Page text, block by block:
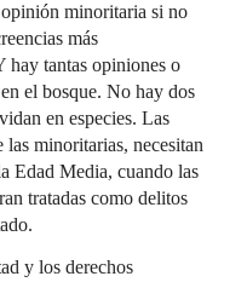
minoritaria si no
más
hay tantas opiniones o
el bosque. No hay dos
en especies. Las
las minoritarias, necesitan
Edad Media, cuando las
tratadas como delitos
y los derechos